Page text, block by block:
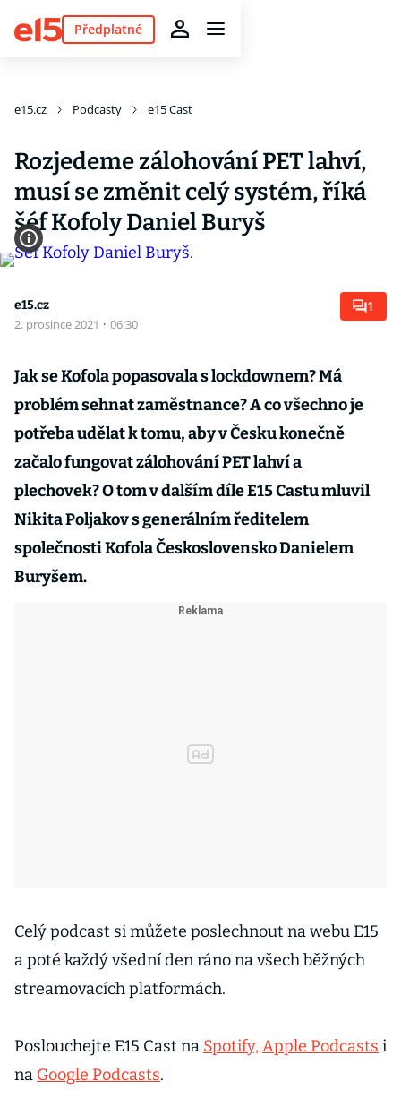
Předplatné
e15.cz Podcasty e15 Cast
Rozjedeme zálohování PET lahví,
musí se změnit celý systém, říká
šéf Kofoly Daniel Buryš
e15.cz
2. prosince 2021 · 06:30
1
Jak se Kofola popasovala s lockdownem? Má
problém sehnat zaměstnance? A co všechno je
potřeba udělat k tomu, aby v Česku konečně
začalo fungovat zálohování PET lahví a
plechovek? O tom v dalším díle E15 Castu mluvil
Nikita Poljakov s generálním ředitelem
společnosti Kofola Československo Danielem
Buryšem.
Celý podcast si můžete poslechnout na webu E15
a poté každý všední den ráno na všech běžných
streamovacích platformách.
Poslouchejte E15 Cast na Spotify,Apple Podcasts i
na Google Podcasts.